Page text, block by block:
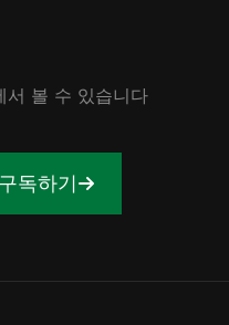
서 볼 수 있습니다
구독하기